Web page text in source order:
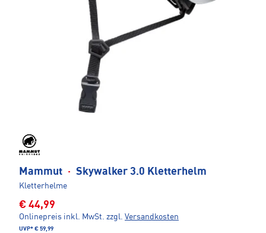
Mammut · Skywalker 3.0 Kletterhelm
Kletterhelme
€ 44,99
Onlinepreis inkl. MwSt. zzgl. Versandkosten
UVP* € 59,99